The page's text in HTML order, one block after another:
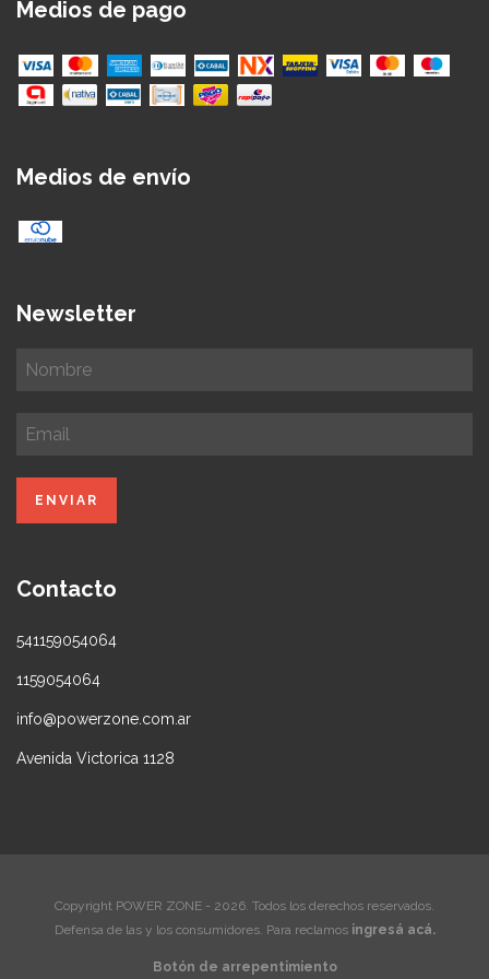
Medios de pago
Medios de envío
Newsletter
Contacto
541159054064
1159054064
info@powerzone.com.ar
Avenida Victorica 1128
Copyright POWER ZONE - 2026. Todos los derechos reservados.
Defensa de las y los consumidores. Para reclamos ingresá acá.
Botón de arrepentimiento